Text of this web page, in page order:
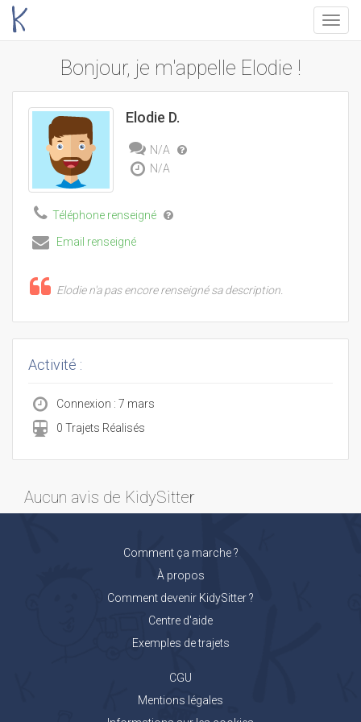
Menu
Bonjour, je m'appelle Elodie !
Elodie D.
N/A
N/A
Téléphone renseigné
Email renseigné
Elodie n'a pas encore renseigné sa description.
Activité :
Connexion : 7 mars
0 Trajets Réalisés
Aucun avis de KidySitter
Comment ça marche ?
À propos
Comment devenir KidySitter ?
Centre d'aide
Exemples de trajets
CGU
Mentions légales